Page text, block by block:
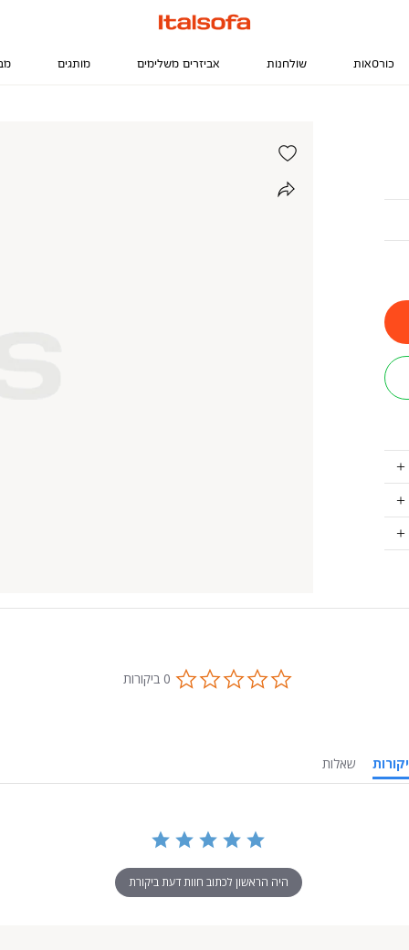
כורסאות שולחנות אביזרים משלימים מותגים
0.0
star
0 ביקורות
ביקורות
שאלות
היה הראשון לכתוב חוות דעת ביקורת